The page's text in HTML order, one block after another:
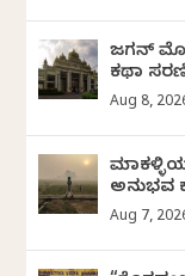
ಜಗನ್‌
ಕಥಾ
Aug 8,
ಅನುಭವ
Aug 7,